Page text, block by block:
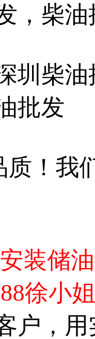
，柴
圳柴
批发
！我
装储
徐小姐
户，